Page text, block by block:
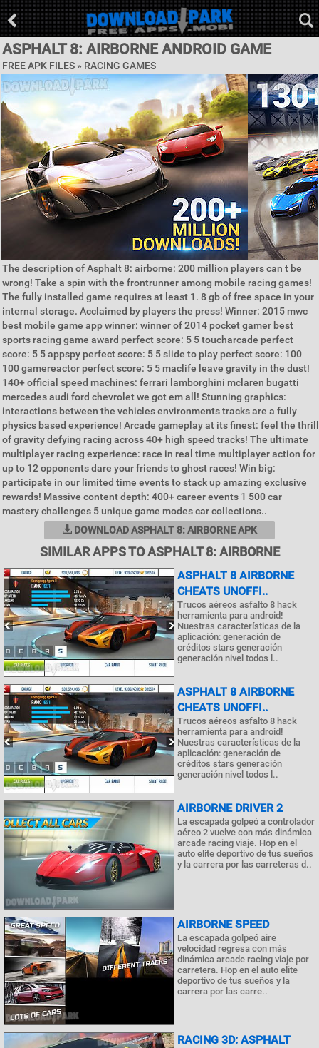
ASPHALT 8: AIRBORNE ANDROID GAME
FREE APK FILES » RACING GAMES
The description of Asphalt 8: airborne: 200 million players can t be
wrong! Take a spin with the frontrunner among mobile racing games!
The fully installed game requires at least 1. 8 gb of free space in your
internal storage. Acclaimed by players the press! Winner: 2015 mwc
best mobile game app winner: winner of 2014 pocket gamer best
sports racing game award perfect score: 5 5 toucharcade perfect
score: 5 5 appspy perfect score: 5 5 slide to play perfect score: 100
100 gamereactor perfect score: 5 5 maclife leave gravity in the dust!
140+ official speed machines: ferrari lamborghini mclaren bugatti
mercedes audi ford chevrolet we got em all! Stunning graphics:
interactions between the vehicles environments tracks are a fully
physics based experience! Arcade gameplay at its finest: feel the thrill
of gravity defying racing across 40+ high speed tracks! The ultimate
multiplayer racing experience: race in real time multiplayer action for
up to 12 opponents dare your friends to ghost races! Win big:
participate in our limited time events to stack up amazing exclusive
rewards! Massive content depth: 400+ career events 1 500 car
mastery challenges 5 unique game modes car collections..
DOWNLOAD ASPHALT 8: AIRBORNE APK
SIMILAR APPS TO ASPHALT 8: AIRBORNE
ASPHALT 8 AIRBORNE
CHEATS UNOFFI..
Trucos aéreos asfalto 8 hack
herramienta para android!
Nuestras características de la
aplicación: generación de
créditos stars generación
generación nivel todos l..
ASPHALT 8 AIRBORNE
CHEATS UNOFFI..
Trucos aéreos asfalto 8 hack
herramienta para android!
Nuestras características de la
aplicación: generación de
créditos stars generación
generación nivel todos l..
AIRBORNE DRIVER 2
La escapada golpeó a controlador
aéreo 2 vuelve con más dinámica
arcade racing viaje. Hop en el
auto elite deportivo de tus sueños
y la carrera por las carreteras d..
AIRBORNE SPEED
La escapada golpeó aire
velocidad regresa con más
dinámica arcade racing viaje por
carretera. Hop en el auto elite
deportivo de tus sueños y la
carrera por las carre..
RACING 3D: ASPHALT